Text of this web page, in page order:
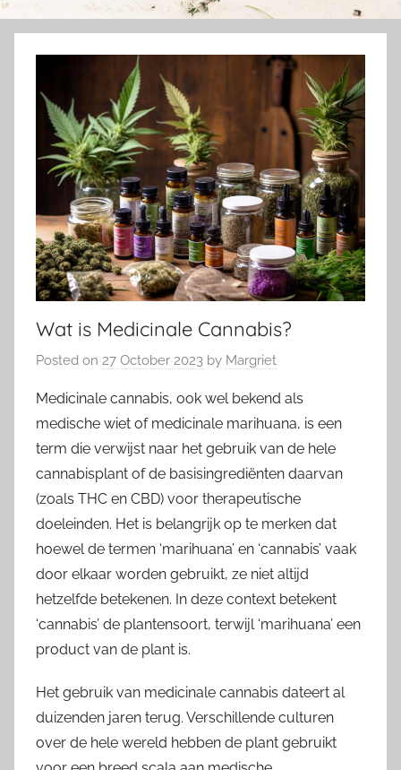
Wat is Medicinale Cannabis?
Posted on 27 October 2023 by Margriet
Medicinale cannabis, ook wel bekend als
medische wiet of medicinale marihuana, is een
term die verwijst naar het gebruik van de hele
cannabisplant of de basisingrediënten daarvan
(zoals THC en CBD) voor therapeutische
doeleinden. Het is belangrijk op te merken dat
hoewel de termen ‘marihuana’ en ‘cannabis’ vaak
door elkaar worden gebruikt, ze niet altijd
hetzelfde betekenen. In deze context betekent
‘cannabis’ de plantensoort, terwijl ‘marihuana’ een
product van de plant is.
Het gebruik van medicinale cannabis dateert al
duizenden jaren terug. Verschillende culturen
over de hele wereld hebben de plant gebruikt